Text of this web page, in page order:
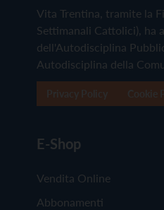
Vita Trentina, tramite la
Settimanali Cattolici), ha
dell'Autodisciplina
Autodisciplina della
E-Shop
Vendita Online
Abbonamenti